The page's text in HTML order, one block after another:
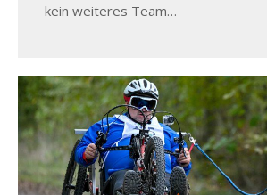
kein weiteres Team…